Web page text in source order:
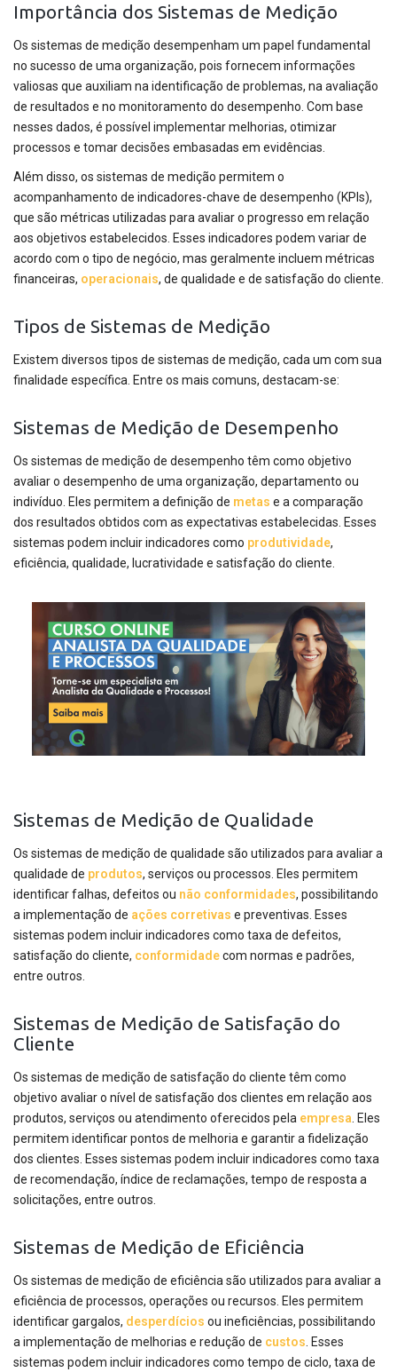
Importância dos Sistemas de Medição
Os sistemas de medição desempenham um papel fundamental
no sucesso de uma organização, pois fornecem informações
valiosas que auxiliam na identificação de problemas, na avaliação
de resultados e no monitoramento do desempenho. Com base
nesses dados, é possível implementar melhorias, otimizar
processos e tomar decisões embasadas em evidências.
Além disso, os sistemas de medição permitem o
acompanhamento de indicadores-chave de desempenho (KPIs),
que são métricas utilizadas para avaliar o progresso em relação
aos objetivos estabelecidos. Esses indicadores podem variar de
acordo com o tipo de negócio, mas geralmente incluem métricas
financeiras, operacionais, de qualidade e de satisfação do cliente.
Tipos de Sistemas de Medição
Existem diversos tipos de sistemas de medição, cada um com sua
finalidade específica. Entre os mais comuns, destacam-se:
Sistemas de Medição de Desempenho
Os sistemas de medição de desempenho têm como objetivo
avaliar o desempenho de uma organização, departamento ou
indivíduo. Eles permitem a definição de metas e a comparação
dos resultados obtidos com as expectativas estabelecidas. Esses
sistemas podem incluir indicadores como produtividade,
eficiência, qualidade, lucratividade e satisfação do cliente.
Sistemas de Medição de Qualidade
Os sistemas de medição de qualidade são utilizados para avaliar a
qualidade de produtos, serviços ou processos. Eles permitem
identificar falhas, defeitos ou não conformidades, possibilitando
a implementação de ações corretivas e preventivas. Esses
sistemas podem incluir indicadores como taxa de defeitos,
satisfação do cliente, conformidadecom normas e padrões,
entre outros.
Sistemas de Medição de Satisfação do
Cliente
Os sistemas de medição de satisfação do cliente têm como
objetivo avaliar o nível de satisfação dos clientes em relação aos
produtos, serviços ou atendimento oferecidos pela empresa . Eles
permitem identificar pontos de melhoria e garantir a fidelização
dos clientes. Esses sistemas podem incluir indicadores como taxa
de recomendação, índice de reclamações, tempo de resposta a
solicitações, entre outros.
Sistemas de Medição de Eficiência
Os sistemas de medição de eficiência são utilizados para avaliar a
eficiência de processos, operações ou recursos. Eles permitem
identificar gargalos, desperdícios ou ineficiências, possibilitando
a implementação de melhorias e redução de custos . Esses
sistemas podem incluir indicadores como tempo de ciclo, taxa de